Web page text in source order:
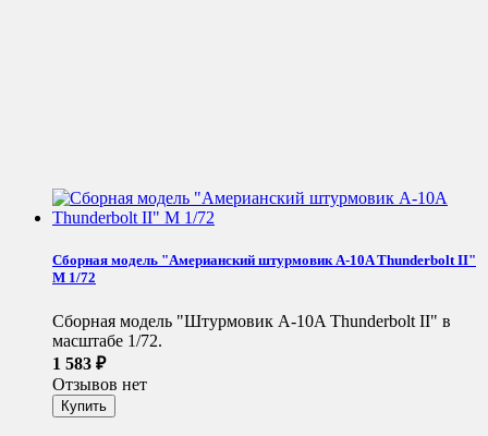
Сборная модель "Америанский штурмовик A-10A Thunderbolt II"
М 1/72
Сборная модель "Штурмовик A-10A Thunderbolt II" в
масштабе 1/72.
1 583 ₽
Отзывов нет